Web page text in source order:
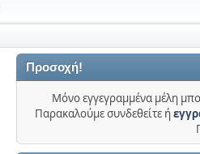
Προσοχή!
Μόνο εγγεγραμμένα μέλη
Παρακαλούμε συνδεθείτε ή